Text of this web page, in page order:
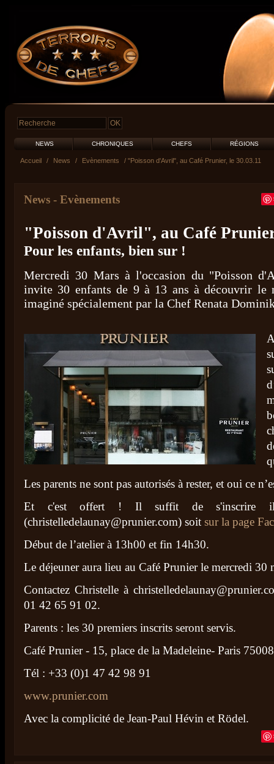
NEWS CHRONIQUES CHEFS RÉGIONS
Accueil / News / Evènements / "Poisson d'Avril", au Café Prunier, le 30.03.11
News - Evènements
"Poisson d'Avril", au Café
Pour les enfants, bien sur !
Mercredi 30 Mars à l'occasion du "Poisson
invite 30 enfants de 9 à 13 ans à découvrir le
imaginé spécialement par la Chef Renata
Les parents ne sont pas autorisés à rester, et oui ce
Et c'est offert ! Il suffit de s'inscrire
(christelledelaunay@prunier.com) soit sur la page
Début de l’atelier à 13h00 et fin 14h30.
Le déjeuner aura lieu au Café Prunier le mercredi 30
Contactez Christelle à
01 42 65 91 02.
Parents : les 30 premiers inscrits seront servis.
Café Prunier - 15, place de la Madeleine- Paris 75008
Tél : +33 (0)1 47 42 98 91
www.prunier.com
Avec la complicité de Jean-Paul Hévin et Rödel.